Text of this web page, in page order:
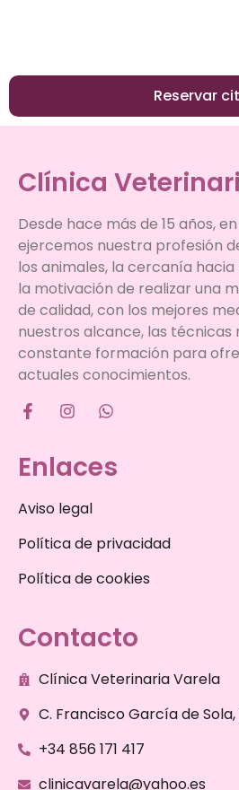
Reservar
Clínica
Desde hace más de 15 años,
ejercemos nuestra profesión
los animales, la cercanía
la motivación de realizar una
de calidad, con los mejores
nuestros alcance, las técnicas
constante formación para
actuales conocimientos.
Enlaces
Aviso legal
Política de privacidad
Política de cookies
Contacto
Clínica Veterinaria Varela
C. Francisco García de Sola,
+34 856 171 417
clinicavarela@yahoo.es